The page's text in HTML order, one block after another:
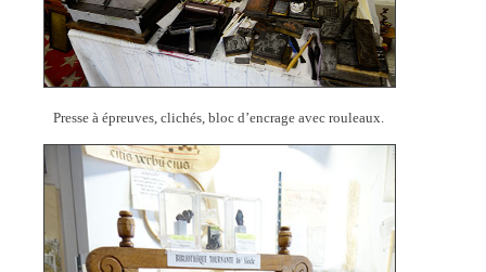
Presse à épreuves, clichés, bloc d’encrage avec rouleaux.